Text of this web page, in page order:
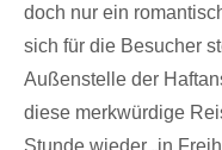
doch nur ein
sich für die Besucher
Außenstelle der
diese merkwürdige
Stunde wieder „in